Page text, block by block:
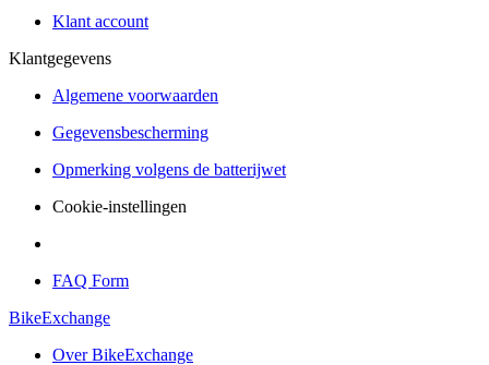
Klant account
Klantgegevens
Algemene voorwaarden
Gegevensbescherming
Opmerking volgens de batterijwet
Cookie-instellingen
FAQ Form
BikeExchange
Over BikeExchange